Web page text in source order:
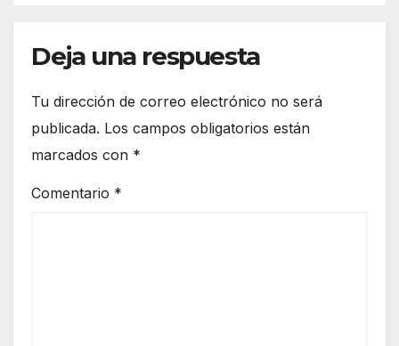
Deja una respuesta
Tu dirección de correo electrónico no será
publicada. Los campos obligatorios están
marcados con *
Comentario *